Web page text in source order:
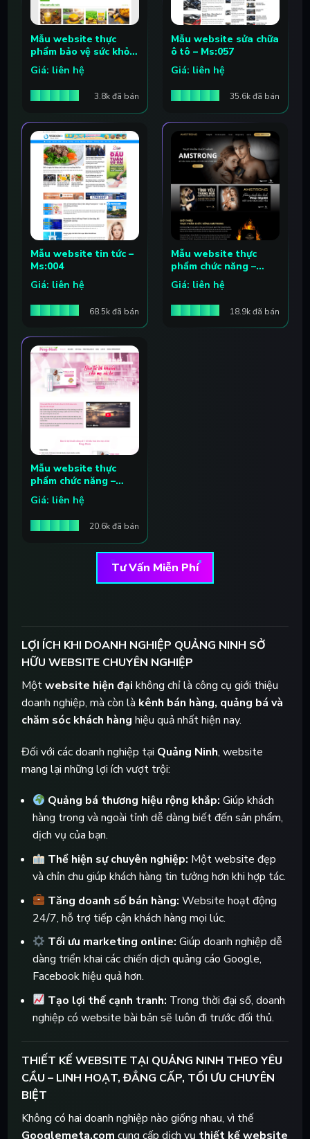
Mẫu website thực
phẩm bảo vệ sức khỏe
– Ms:058
Giá: liên hệ
3.8k đã bán
Mẫu website sửa chữa
ô tô – Ms:057
Giá: liên hệ
35.6k đã bán
Mẫu website tin tức –
Ms:004
Giá: liên hệ
68.5k đã bán
Mẫu website thực
phẩm chức năng –
Ms:055
Giá: liên hệ
18.9k đã bán
Mẫu website thực
phẩm chức năng –
Ms:054
Giá: liên hệ
20.6k đã bán
Tư Vấn Miễn Phí
LỢI ÍCH KHI DOANH NGHIỆP QUẢNG NINH SỞ
HỮU WEBSITE CHUYÊN NGHIỆP
Mộtwebsite hiện đại không chỉ là công cụ giới thiệu
doanh nghiệp, mà còn là kênh bán hàng, quảng bá và
chăm sóc khách hàng hiệu quả nhất hiện nay.
Đối với các doanh nghiệp tại Quảng Ninh, website
mang lại những lợi ích vượt trội:
Quảng bá thương hiệu rộng khắp: Giúp khách
hàng trong và ngoài tỉnh dễ dàng biết đến sản phẩm,
dịch vụ của bạn.
Thể hiện sự chuyên nghiệp: Một website đẹp
và chỉn chu giúp khách hàng tin tưởng hơn khi hợp tác.
Tăng doanh số bán hàng: Website hoạt động
24/7, hỗ trợ tiếp cận khách hàng mọi lúc.
Tối ưu marketing online: Giúp doanh nghiệp dễ
dàng triển khai các chiến dịch quảng cáo Google,
Facebook hiệu quả hơn.
Tạo lợi thế cạnh tranh: Trong thời đại số, doanh
nghiệp có website bài bản sẽ luôn đi trước đối thủ.
THIẾT KẾ WEBSITE TẠI QUẢNG NINH THEO YÊU
CẦU – LINH HOẠT, ĐẲNG CẤP, TỐI ƯU CHUYÊN
BIỆT
Không có hai doanh nghiệp nào giống nhau, vì thế
Googlemeta.com cung cấp dịch vụ thiết kế website